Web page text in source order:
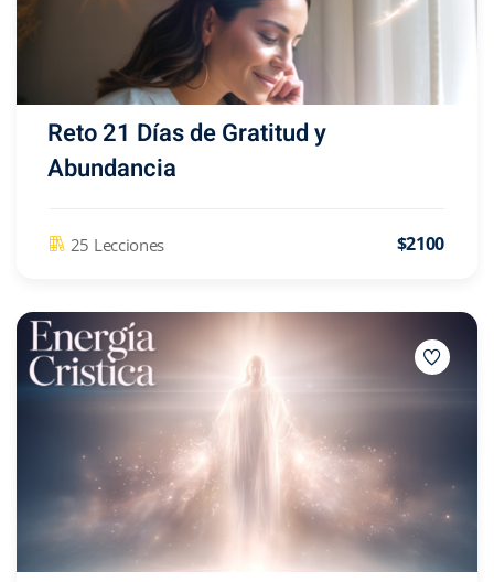
Reto 21 Días de Gratitud y
Abundancia
25 Lecciones $2100